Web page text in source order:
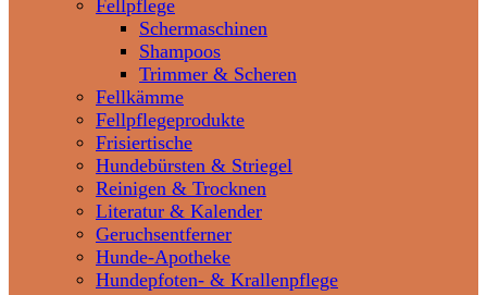
Fellpflege
Schermaschinen
Shampoos
Trimmer & Scheren
Fellkämme
Fellpflegeprodukte
Frisiertische
Hundebürsten & Striegel
Reinigen & Trocknen
Literatur & Kalender
Geruchsentferner
Hunde-Apotheke
Hundepfoten- & Krallenpflege